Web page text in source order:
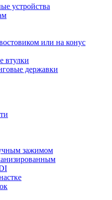
устройства
или на конус
втулки
державки
зажимом